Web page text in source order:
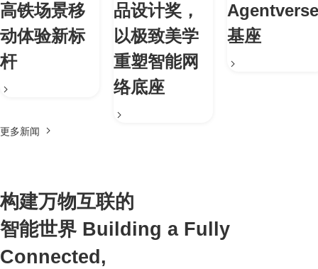
高铁场景移
动体验新标
杆
品设计奖，
以极致美学
重塑智能网
络底座
Agentverse
基座
更多新闻
构建万物互联的
智能世界 Building a Fully
Connected,